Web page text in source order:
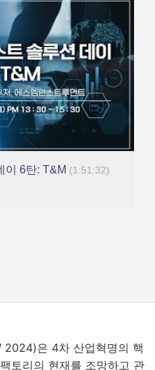
이 6탄: T&M (1:51:32)
2024)은 4차 산업혁명의 핵
토리의 현재를 조망하고 관